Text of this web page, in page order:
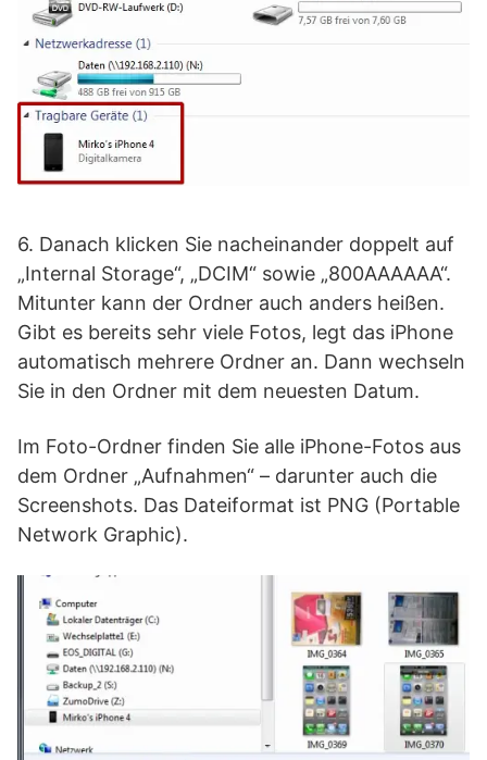
6. Danach klicken Sie nacheinander doppelt auf
„Internal Storage“, „DCIM“ sowie „800AAAAAA“.
Mitunter kann der Ordner auch anders heißen.
Gibt es bereits sehr viele Fotos, legt das iPhone
automatisch mehrere Ordner an. Dann wechseln
Sie in den Ordner mit dem neuesten Datum.
Im Foto-Ordner finden Sie alle iPhone-Fotos aus
dem Ordner „Aufnahmen“ – darunter auch die
Screenshots. Das Dateiformat ist PNG (Portable
Network Graphic).